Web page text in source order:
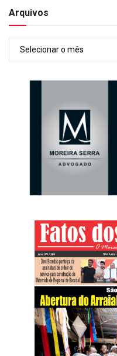
Arquivos
Arquivos